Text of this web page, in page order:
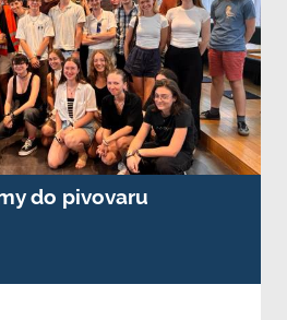
do pivovaru